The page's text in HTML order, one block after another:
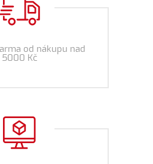
od nákupu nad
5000 Kč